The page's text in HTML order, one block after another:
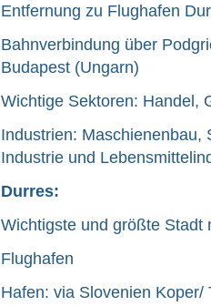
Entfernung zu Flughafen
Bahnverbindung über
Budapest (Ungarn)
Wichtige Sektoren: Handel,
Industrien: Maschienenbau,
Industrie und
Durres:
Wichtigste und größte Stadt
Flughafen
Hafen: via Slovenien